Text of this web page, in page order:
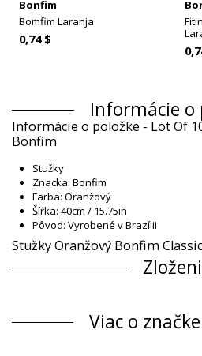
Bonfim
Bomfim Laranja
0,74 $
Informácie o
Informácie o položke - Lot Of
Bonfim
Stužky
Znacka: Bonfim
Farba: Oranžový
Šírka: 40cm / 15.75in
Pôvod: Vyrobené v Brazílii
Stužky Oranžový Bonfim Classic
Informácie o
Viac o